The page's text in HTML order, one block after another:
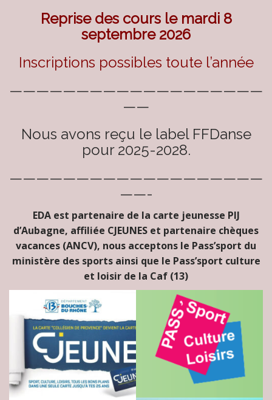
Reprise des cours le mardi 8
septembre 2026
Inscriptions possibles toute l’année
———————————————————
——
Nous avons reçu le label FFDanse
pour 2025-2028.
———————————————————
——-
EDA est partenaire de la carte jeunesse PIJ
d’Aubagne, affiliée CJEUNES et partenaire chèques
vacances (ANCV), nous acceptons le Pass’sport du
ministère des sports ainsi que le Pass’sport culture
et loisir de la Caf (13)